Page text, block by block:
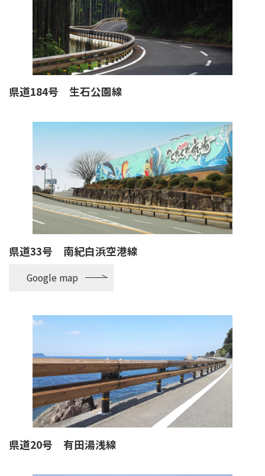
県道184号 生石公園線
県道33号 南紀白浜空港線
Google map
県道20号 有田湯浅線